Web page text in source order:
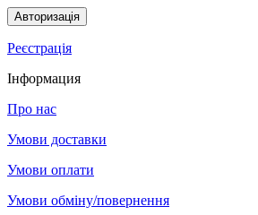
Авторизація
Реєстрація
Інформация
Про нас
Умови доставки
Умови оплати
Умови обміну/повернення